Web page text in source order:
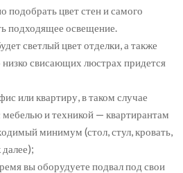
подобрать цвет стен и самого
подходящее освещение.
светлый цвет отделки, а также
низко свисающих люстрах придется
или квартиру, в таком случае
и техникой — квартирантам
минимум (стол, стул, кровать,
далее);
вы оборудуете подвал под свои